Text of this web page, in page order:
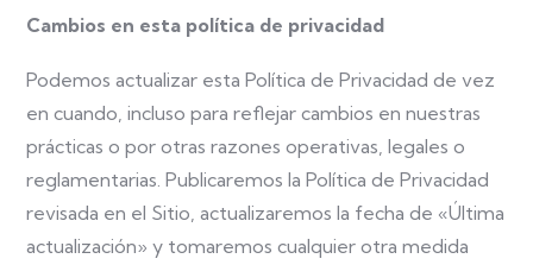
Cambios en esta política de privacidad
Podemos actualizar esta Política de Privacidad de vez
en cuando, incluso para reflejar cambios en nuestras
prácticas o por otras razones operativas, legales o
reglamentarias. Publicaremos la Política de Privacidad
revisada en el Sitio, actualizaremos la fecha de «Última
actualización» y tomaremos cualquier otra medida